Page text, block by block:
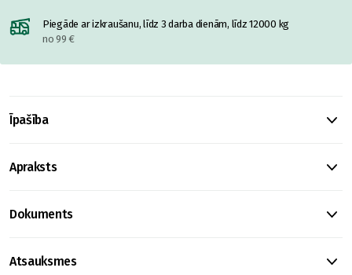
Piegāde ar izkraušanu, līdz 3 darba dienām, līdz 12000 kg
no 99 €
Īpašība
Apraksts
Dokuments
Atsauksmes